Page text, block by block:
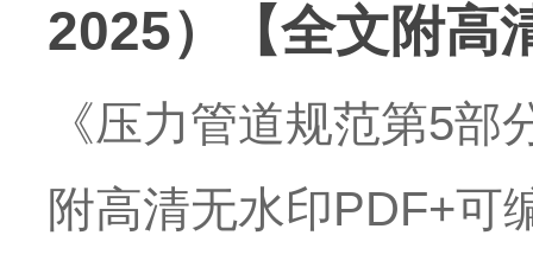
2025）【全文附高
《压力管道规范第5部
附高清无水印PDF+可